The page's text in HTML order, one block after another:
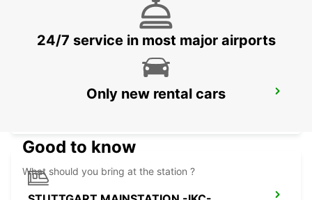
HEIDENHEIM
24/7 service in most major airports
Only new rental cars
Good to know
What should you bring at the station ?